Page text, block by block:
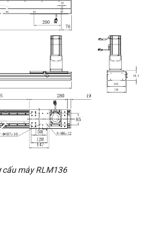
cấu máy RLM136